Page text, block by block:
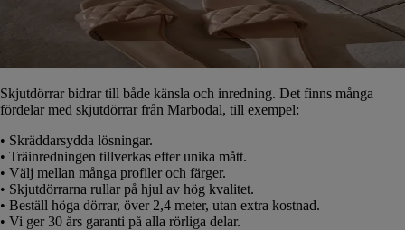
Skjutdörrar bidrar till både känsla och inredning. Det finns många
fördelar med skjutdörrar från Marbodal, till exempel:
• Skräddarsydda lösningar.
• Träinredningen tillverkas efter unika mått.
• Välj mellan många profiler och färger.
• Skjutdörrarna rullar på hjul av hög kvalitet.
• Beställ höga dörrar, över 2,4 meter, utan extra kostnad.
• Vi ger 30 års garanti på alla rörliga delar.